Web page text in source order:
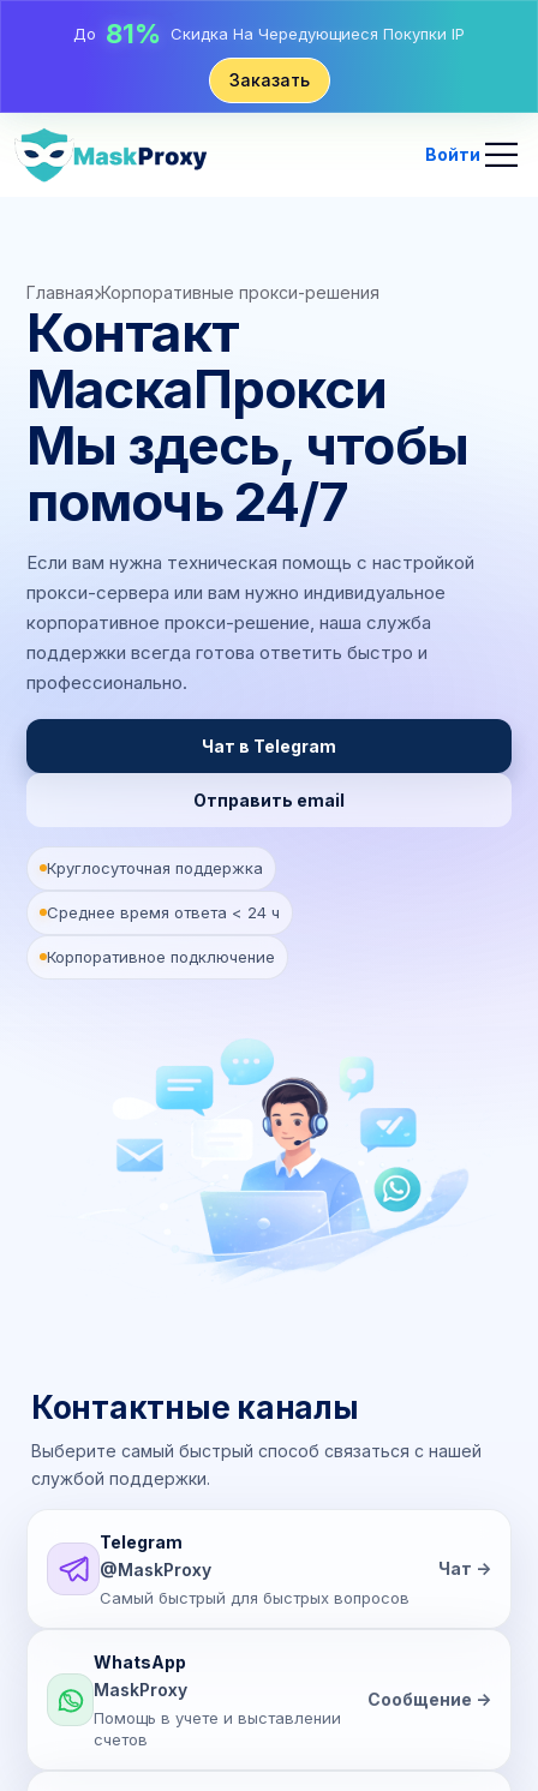
До17%Бонусная Скидка На Пополнения
Скидка На Статические Покупки IP
Заказать
Войти
Главная Корпоративные прокси-решения
Контакт
МаскаПрокси
Мы здесь, чтобы
помочь 24/7
Если вам нужна техническая помощь с настройкой
прокси-сервера или вам нужно индивидуальное
корпоративное прокси-решение, наша служба
поддержки всегда готова ответить быстро и
профессионально.
Чат в Telegram
Отправить email
Круглосуточная поддержка
Среднее время ответа < 24 ч
Корпоративное подключение
Контактные каналы
Выберите самый быстрый способ связаться с нашей
службой поддержки.
Telegram
@MaskProxy
Самый быстрый для быстрых вопросов
Чат ->
WhatsApp
MaskProxy
Помощь в учете и выставлении
счетов
Сообщение ->